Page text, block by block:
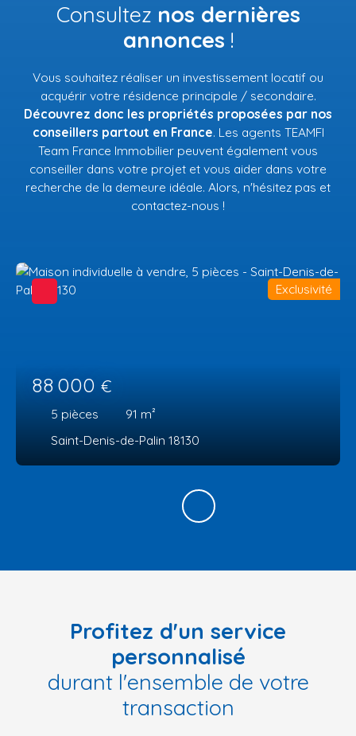
Consultez nos dernières
annonces !
Vous souhaitez réaliser un investissement locatif ou
acquérir votre résidence principale / secondaire.
Découvrez donc les propriétés proposées par nos
conseillers partout en France. Les agents TEAMFI
Team France Immobilier peuvent également vous
conseiller dans votre projet et vous aider dans votre
recherche de la demeure idéale. Alors, n'hésitez pas et
contactez-nous !
88 000 €
5 pièces 91 m²
Saint-Denis-de-Palin 18130
Exclusivité
Profitez d'un service
personnalisé
durant l'ensemble de votre
transaction